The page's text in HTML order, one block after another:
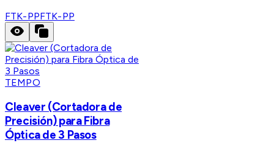
FTK-PPFTK-PP
TEMPO
Cleaver (Cortadora de
Precisión) para Fibra
Óptica de 3 Pasos